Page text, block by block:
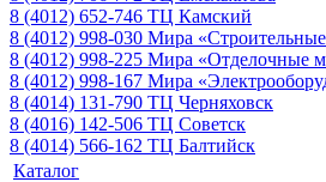
8 (4012) 652-746 ТЦ Камский
8 (4012) 998-030 Мира
8 (4012) 998-225 Мира «Отделочные
8 (4012) 998-167 Мира
8 (4014) 131-790 ТЦ Черняховск
8 (4016) 142-506 ТЦ Советск
8 (4014) 566-162 ТЦ Балтийск
Каталог